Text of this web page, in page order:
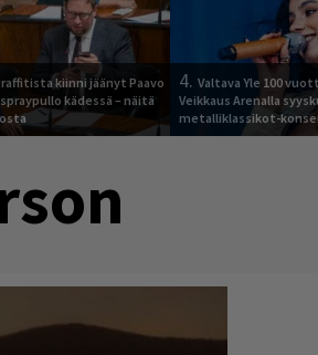
kiinni jäänyt Paavo
kädessä – näitä
4. Valtava Yle 100
Veikkaus Arenalla
metalliklassikot-